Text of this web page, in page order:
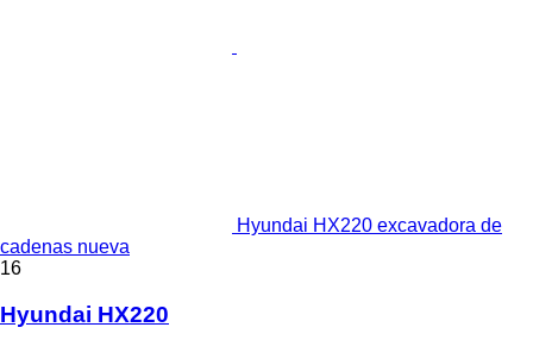
Hyundai HX220 excavadora de
cadenas nueva
16
Hyundai HX220